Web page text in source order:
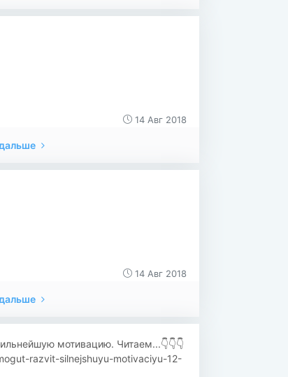
14 Авг 2018
14 Авг 2018
мотивацию. Читаем...👇👇👇
razvit-silnejshuyu-motivaciyu-12-